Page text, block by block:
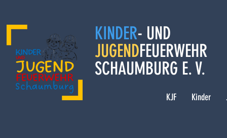
KINDER- UND
JUGENDFEUERWEHR
SCHAUMBURG E. V.
KJF Kinder